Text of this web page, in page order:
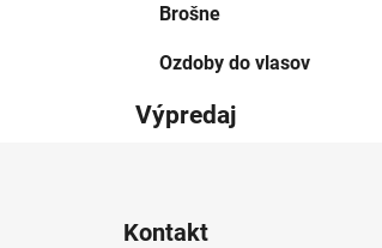
Brošne
Ozdoby do vlasov
Výpredaj
Kontakt